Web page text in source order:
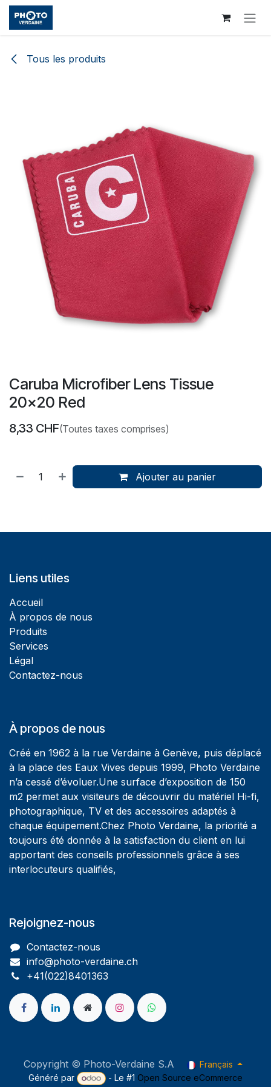
Se rendre au contenu
Tous les produits
Caruba Microfiber Lens Tissue
20x20 Red
8,33 CHF(Toutes taxes comprises)
Ajouter au panier
Liens utiles
Accueil
À propos de nous
Produits
Services
Légal
Contactez-nous
À propos de nous
Créé en 1962 à la rue Verdaine à Genève, puis déplacé
à la place des Eaux Vives depuis 1999, Photo Verdaine
n’a cessé d’évoluer.Une surface d’exposition de 150
m2 permet aux visiteurs de découvrir du matériel Hi-fi,
photographique, TV et des accessoires adaptés à
chaque équipement.Chez Photo Verdaine, la priorité a
toujours été donnée à la satisfaction du client en lui
apportant des conseils professionnels grâce à ses
interlocuteurs qualifiés,
Rejoignez-nous
Contactez-nous
info@photo-verdaine.ch​
​​+41(022)8401363
Copyright © Photo-Verdaine S.A
Français
Généré par
- Le #1 Open Source eCommerce